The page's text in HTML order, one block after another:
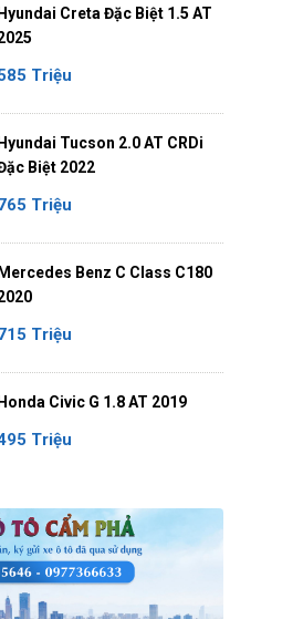
Hyundai Creta Đặc Biệt 1.5 AT
Triệu
Hyundai Tucson 2.0 AT CRDi
Biệt 2022
Triệu
Mercedes Benz C Class C180
Triệu
Honda Civic G 1.8 AT 2019
Triệu